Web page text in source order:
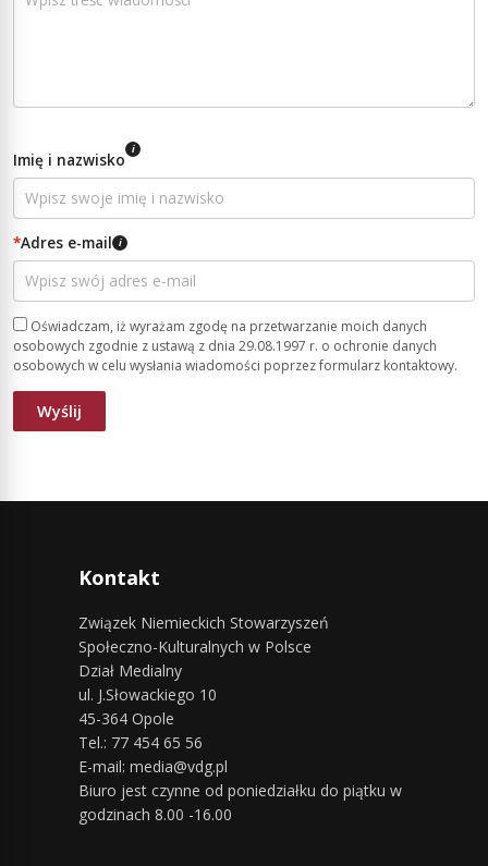
Imię i nazwisko i
*Adres e-mail i
Oświadczam, iż wyrażam zgodę na przetwarzanie moich danych
osobowych zgodnie z ustawą z dnia 29.08.1997 r. o ochronie danych
osobowych w celu wysłania wiadomości poprzez formularz kontaktowy.
Kontakt
Związek Niemieckich Stowarzyszeń
Społeczno-Kulturalnych w Polsce
Dział Medialny
ul. J.Słowackiego 10
45-364 Opole
Tel.: 77 454 65 56
E-mail: media@vdg.pl
Biuro jest czynne od poniedziałku do piątku w
godzinach 8.00 -16.00